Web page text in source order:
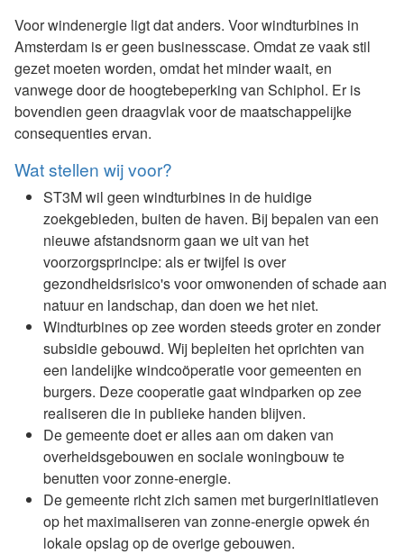
Voor windenergie ligt dat anders. Voor windturbines in
Amsterdam is er geen businesscase. Omdat ze vaak stil
gezet moeten worden, omdat het minder waait, en
vanwege door de hoogtebeperking van Schiphol. Er is
bovendien geen draagvlak voor de maatschappelijke
consequenties ervan.
Wat stellen wij voor?
ST3M wil geen windturbines in de huidige
zoekgebieden, buiten de haven. Bij bepalen van een
nieuwe afstandsnorm gaan we uit van het
voorzorgsprincipe: als er twijfel is over
gezondheidsrisico's voor omwonenden of schade aan
natuur en landschap, dan doen we het niet.
Windturbines op zee worden steeds groter en zonder
subsidie gebouwd. Wij bepleiten het oprichten van
een landelijke windcoöperatie voor gemeenten en
burgers. Deze cooperatie gaat windparken op zee
realiseren die in publieke handen blijven.
De gemeente doet er alles aan om daken van
overheidsgebouwen en sociale woningbouw te
benutten voor zonne-energie.
De gemeente richt zich samen met burgerinitiatieven
op het maximaliseren van zonne-energie opwek én
lokale opslag op de overige gebouwen.